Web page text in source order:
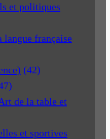
et politiques
langue française
(42)
de la table et
et sportives